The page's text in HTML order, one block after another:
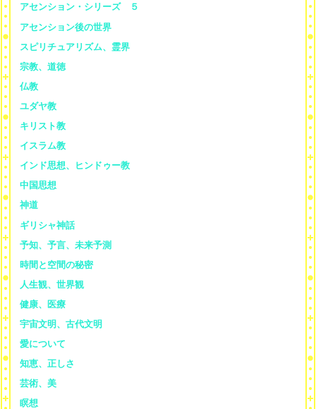
アセンション・シリーズ ５
アセンション後の世界
スピリチュアリズム、霊界
宗教、道徳
仏教
ユダヤ教
キリスト教
イスラム教
インド思想、ヒンドゥー教
中国思想
神道
ギリシャ神話
予知、予言、未来予測
時間と空間の秘密
人生観、世界観
健康、医療
宇宙文明、古代文明
愛について
知恵、正しさ
芸術、美
瞑想